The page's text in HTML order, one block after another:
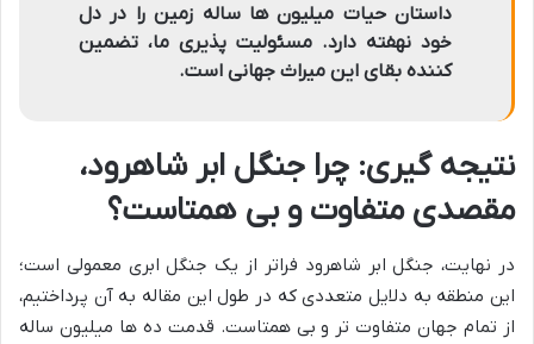
داستان حیات میلیون ها ساله زمین را در دل
خود نهفته دارد. مسئولیت پذیری ما، تضمین
کننده بقای این میراث جهانی است.
نتیجه گیری: چرا جنگل ابر شاهرود،
مقصدی متفاوت و بی همتاست؟
در نهایت، جنگل ابر شاهرود فراتر از یک جنگل ابری معمولی است؛
این منطقه به دلایل متعددی که در طول این مقاله به آن پرداختیم،
از تمام جهان متفاوت تر و بی همتاست. قدمت ده ها میلیون ساله